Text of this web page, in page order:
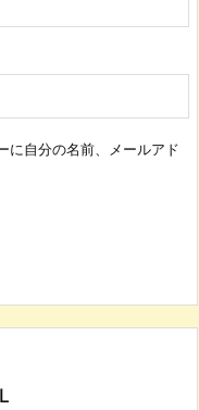
に自分の名前、メールアド